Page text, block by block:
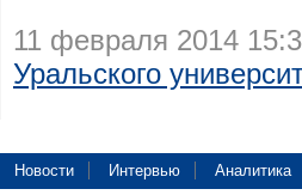
11 февраля 2014
Уральского
Новости Интервью Аналитика